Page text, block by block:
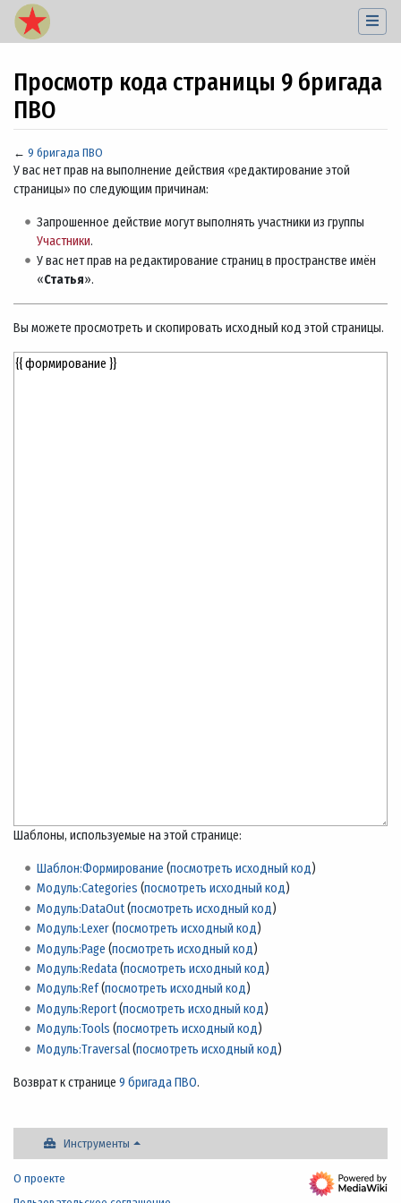
Просмотр кода страницы 9 бригада
ПВО
← 9 бригада ПВО
Перейти к:навигация,поиск
У вас нет прав на выполнение действия «редактирование этой
страницы» по следующим причинам:
Запрошенное действие могут выполнять участники из группы
Участники.
У вас нет прав на редактирование страниц в пространстве имён
«Статья».
Вы можете просмотреть и скопировать исходный код этой страницы.
Шаблоны, используемые на этой странице:
Шаблон:Формирование (посмотреть исходный код)
Модуль:Categories (посмотреть исходный код)
Модуль:DataOut(посмотреть исходный код)
Модуль:Lexer(посмотреть исходный код)
Модуль:Page (посмотреть исходный код)
Модуль:Redata(посмотреть исходный код)
Модуль:Ref(посмотреть исходный код)
Модуль:Report(посмотреть исходный код)
Модуль:Tools (посмотреть исходный код)
Модуль:Traversal(посмотреть исходный код)
Возврат к странице 9 бригада ПВО.
Инструменты
О проекте